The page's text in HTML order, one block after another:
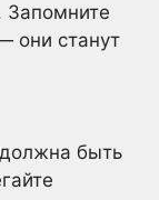
Запомните
они станут
быть